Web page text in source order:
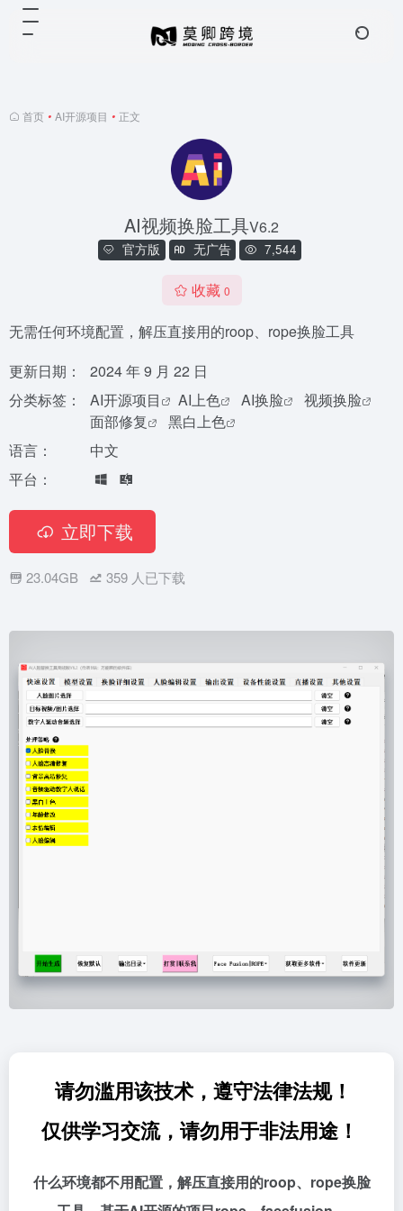
首页 • AI开源项目 • 正文
AI视频换脸工具V6.2
官方版 无广告 7,544
收藏 0
无需任何环境配置，解压直接用的roop、rope换脸工具
更新日期：
2024 年 9 月 22 日
分类标签：
AI开源项目 AI上色 AI换脸
视频换脸
面部修复
黑白上色
语言：
中文
平台：
立即下载
23.04GB 359 人已下载
请勿滥用该技术，遵守法律法规！
仅供学习交流，请勿用于非法用途！
什么环境都不用配置，解压直接用的roop、rope换脸